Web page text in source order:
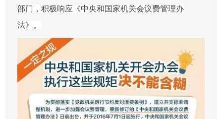
部门，积极响应《中央和国家机关会议费管理办
法》。